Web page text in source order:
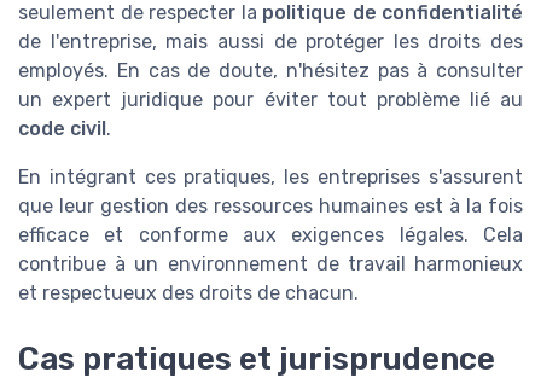
seulement de respecter la politique de confidentialité
de l'entreprise, mais aussi de protéger les droits des
employés. En cas de doute, n'hésitez pas à consulter
un expert juridique pour éviter tout problème lié au
code civil .
En intégrant ces pratiques, les entreprises s'assurent
que leur gestion des ressources humaines est à la fois
efficace et conforme aux exigences légales. Cela
contribue à un environnement de travail harmonieux
et respectueux des droits de chacun.
Cas pratiques et jurisprudence